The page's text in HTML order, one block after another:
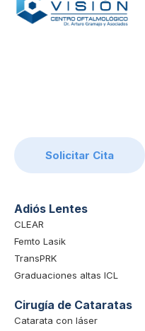
Solicitar Cita
Adiós Lentes
CLEAR
Femto Lasik
TransPRK
Graduaciones altas ICL
Cirugía de Cataratas
Catarata con láser